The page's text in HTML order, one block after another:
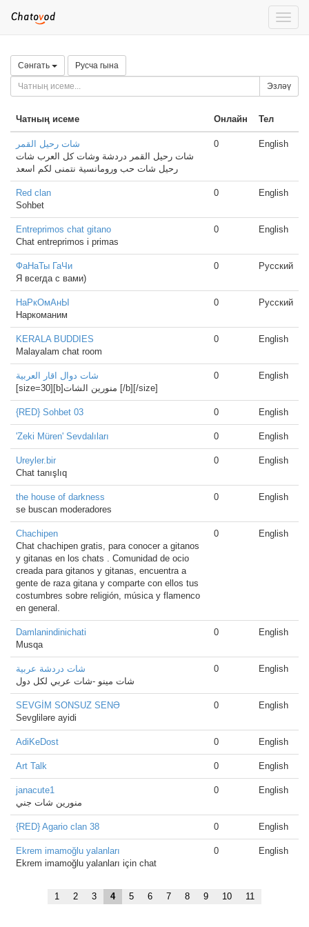
Toggle
Сәнгать Русча гына
Эзләү
Чатның исеме Онлайн Тел
شات رحيل القمر
شات رحيل القمر دردشة وشات كل العرب شات
رحيل شات حب ورومانسية نتمنى لكم اسعد
0 English
Red clan
Sohbet
0 English
Entreprimos chat gitano
Chat entreprimos i primas
0 English
ФаНаТы ГаЧи
Я всегда с вами)
0 Русский
НаРкОмАнЫ
Наркоманим
0 Русский
KERALA BUDDIES
Malayalam chat room
0 English
شات دوال اقار العربية
[size=30][b]منورين الشات [/b][/size]
0 English
{RED} Sohbet 03 0 English
'Zeki Müren' Sevdalıları 0 English
Ureyler.bir
Chat tanışlıq
0 English
the house of darkness
se buscan moderadores
0 English
Chachipen
Chat chachipen gratis, para conocer a gitanos
y gitanas en los chats . Comunidad de ocio
creada para gitanos y gitanas, encuentra a
gente de raza gitana y comparte con ellos tus
costumbres sobre religión, música y flamenco
en general.
0 English
Damlanindinichati
Musqa
0 English
شات دردشة عربية
شات مينو -شات عربي لكل دول
0 English
SEVGİM SONSUZ SENƏ
Sevgliləre ayidi
0 English
AdiKeDost 0 English
Art Talk 0 English
janacute1
منورين شات جني
0 English
{RED} Agario clan 38 0 English
Ekrem imamoğlu yalanları
Ekrem imamoğlu yalanları için chat
0 English
1 2 3 4 5 6 7 8 9 10 11